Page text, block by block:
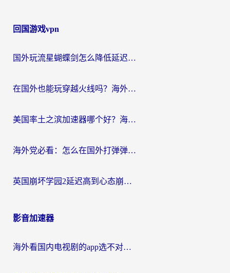
回国游戏vpn
国外玩流星蝴蝶剑怎么降低延迟？海外党必看的加速秘籍（含欧洲鸣潮&彩虹岛优化攻略）
在国外也能玩穿越火线吗？海外玩家国服游戏畅玩终极指南
美国率土之滨加速器哪个好？海外党国服游戏畅玩终极指南（附多游戏解决方案）
海外党必看：怎么在国外打弹弹堂不卡？番茄加速器亲测指南
英国崩坏学园2延迟高到心态崩？海外党国服游戏加速终极指南
影音加速器
海外看国内电视剧的app选不对？这份回国加速器避坑指南帮你流畅追剧